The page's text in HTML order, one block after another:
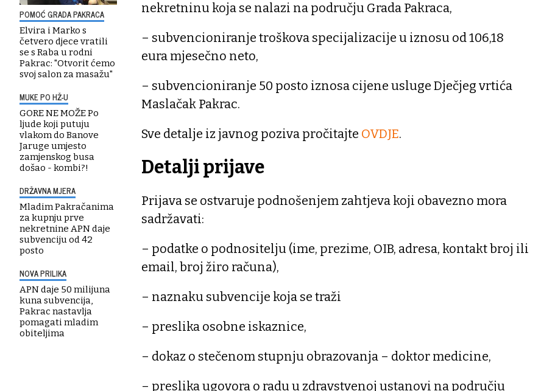
POMOĆ GRADA PAKRACA
Elvira i Marko s
četvero djece vratili
se s Raba u rodni
Pakrac: "Otvorit ćemo
svoj salon za masažu"
MUKE PO HŽ-U
GORE NE MOŽE Po
ljude koji putuju
vlakom do Banove
Jaruge umjesto
zamjenskog busa
došao - kombi?!
DRŽAVNA MJERA
Mladim Pakračanima
za kupnju prve
nekretnine APN daje
subvenciju od 42
posto
NOVA PRILIKA
APN daje 50 milijuna
kuna subvencija,
Pakrac nastavlja
pomagati mladim
obiteljima
nekretninu koja se nalazi na području Grada Pakraca,
– subvencioniranje troškova specijalizacije u iznosu od 106,18
eura mjesečno neto,
– subvencioniranje 50 posto iznosa cijene usluge Dječjeg vrtića
Maslačak Pakrac.
Sve detalje iz javnog poziva pročitajte OVDJE.
Detalji prijave
Prijava se ostvaruje podnošenjem zahtjeva koji obavezno mora
sadržavati:
– podatke o podnositelju (ime, prezime, OIB, adresa, kontakt broj ili
email, broj žiro računa),
– naznaku subvencije koja se traži
– preslika osobne iskaznice,
– dokaz o stečenom stupnju obrazovanja – doktor medicine,
– preslika ugovora o radu u zdravstvenoj ustanovi na području